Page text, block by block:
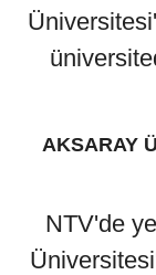
AKSARAY
NTV'de